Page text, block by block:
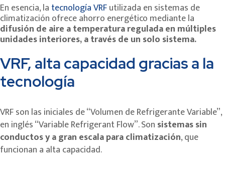
En esencia, la tecnología VRFutilizada en sistemas de
climatización ofrece ahorro energético mediante la
difusión de aire a temperatura regulada en múltiples
unidades interiores, a través de un solo sistema.
VRF, alta capacidad gracias a la
tecnología
VRF son las iniciales de “Volumen de Refrigerante Variable”,
en inglés “Variable Refrigerant Flow”. Son sistemas sin
conductos y a gran escala para climatización, que
funcionan a alta capacidad.